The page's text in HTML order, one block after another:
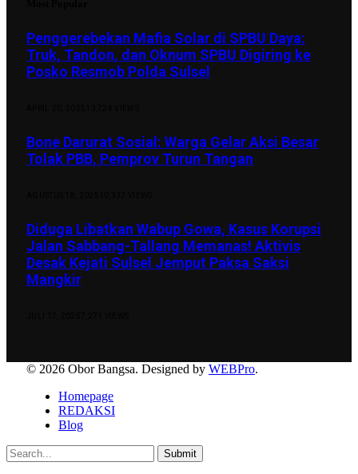
Penggerebekan Mafia Solar di SPBU Daya:
Truk, Tandon, dan Oknum SPBU Digiring ke
Posko Resmob Polda Sulsel
Bone Darurat Sosial: Warga Gelar Aksi Besar
Tolak PBB, Pemprov Turun Tangan
Diduga Libatkan Wabup Gowa, Kasus Korupsi
Jalan Sabbang-Tallang Memanas! Aktivis
Desak Kejati Sulsel Jemput Paksa Saksi
Mangkir
© 2026 Obor Bangsa. Designed by WEBPro.
Homepage
REDAKSI
Blog
Submit